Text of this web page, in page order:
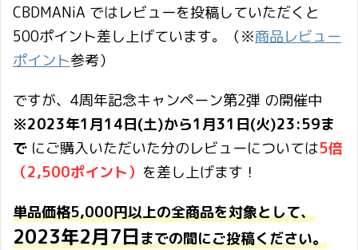
CBDMANiA ではレビューを投稿していただくと
500ポイント差し上げています。（※商品レビュー
ポイント参考）
ですが、4周年記念キャンペーン第2弾 の開催中
※2023年1月14日(土)から1月31日(火)23:59ま
で にご購入いただいた分のレビューについては5倍
（2,500ポイント） を差し上げます！
単品価格5,000円以上の全商品を対象として、
2023年2月7日までの間にご投稿ください。